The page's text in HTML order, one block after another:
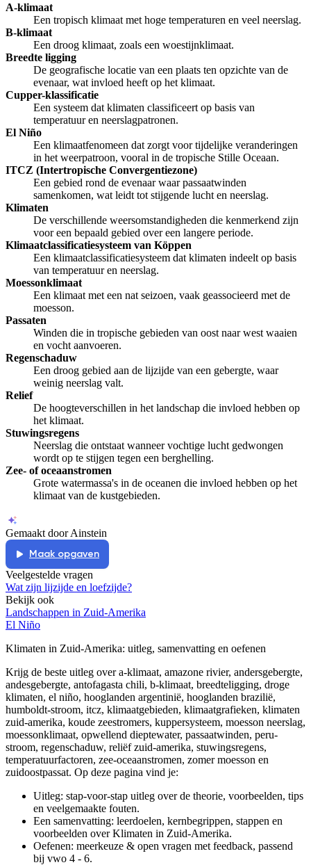
A-klimaat
Een tropisch klimaat met hoge temperaturen en veel neerslag.
B-klimaat
Een droog klimaat, zoals een woestijnklimaat.
Breedte ligging
De geografische locatie van een plaats ten opzichte van de
evenaar, wat invloed heeft op het klimaat.
Cupper-klassificatie
Een systeem dat klimaten classificeert op basis van
temperatuur en neerslagpatronen.
El Niño
Een klimaatfenomeen dat zorgt voor tijdelijke veranderingen
in het weerpatroon, vooral in de tropische Stille Oceaan.
ITCZ (Intertropische Convergentiezone)
Een gebied rond de evenaar waar passaatwinden
samenkomen, wat leidt tot stijgende lucht en neerslag.
Klimaten
De verschillende weersomstandigheden die kenmerkend zijn
voor een bepaald gebied over een langere periode.
Klimaatclassificatiesysteem van Köppen
Een klimaatclassificatiesysteem dat klimaten indeelt op basis
van temperatuur en neerslag.
Moessonklimaat
Een klimaat met een nat seizoen, vaak geassocieerd met de
moesson.
Passaten
Winden die in tropische gebieden van oost naar west waaien
en vocht aanvoeren.
Regenschaduw
Een droog gebied aan de lijzijde van een gebergte, waar
weinig neerslag valt.
Relief
De hoogteverschillen in het landschap die invloed hebben op
het klimaat.
Stuwingsregens
Neerslag die ontstaat wanneer vochtige lucht gedwongen
wordt op te stijgen tegen een berghelling.
Zee- of oceaanstromen
Grote watermassa's in de oceanen die invloed hebben op het
klimaat van de kustgebieden.
Gemaakt door Ainstein
Maak opgaven
Veelgestelde vragen
Wat zijn lijzijde en loefzijde?
Bekijk ook
Landschappen in Zuid-Amerika
El Niño
Klimaten in Zuid-Amerika: uitleg, samenvatting en oefenen
Krijg de beste uitleg over a-klimaat, amazone rivier, andersgebergte,
andesgebergte, antofagasta chili, b-klimaat, breedteligging, droge
klimaten, el niño, hooglanden argentinië, hooglanden brazilië,
humboldt-stroom, itcz, klimaatgebieden, klimaatgrafieken, klimaten
zuid-amerika, koude zeestromers, kuppersysteem, moesson neerslag,
moessonklimaat, opwellend dieptewater, passaatwinden, peru-
stroom, regenschaduw, reliëf zuid-amerika, stuwingsregens,
temperatuurfactoren, zee-oceaanstromen, zomer moesson en
zuidoostpassat. Op deze pagina vind je:
Uitleg: stap-voor-stap uitleg over de theorie, voorbeelden, tips
en veelgemaakte fouten.
Een samenvatting: leerdoelen, kernbegrippen, stappen en
voorbeelden overKlimaten in Zuid-Amerika.
Oefenen: meerkeuze & open vragen met feedback, passend
bij vwo 4 - 6.